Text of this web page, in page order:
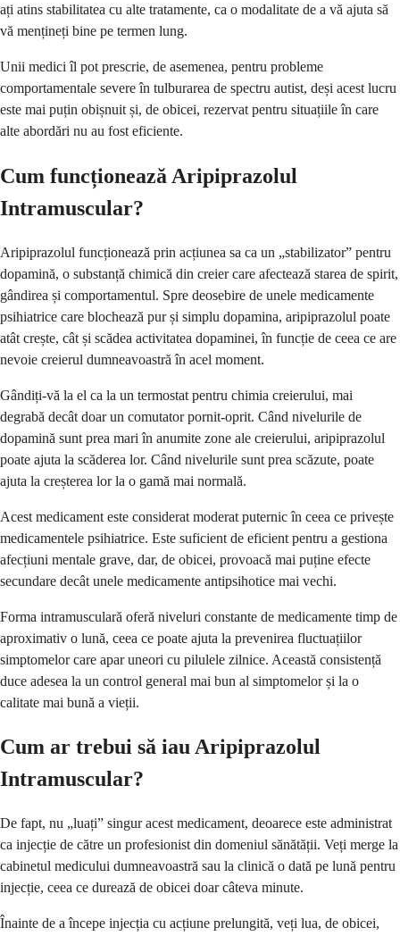
ați atins stabilitatea cu alte tratamente, ca o modalitate de a vă ajuta să
vă mențineți bine pe termen lung.
Unii medici îl pot prescrie, de asemenea, pentru probleme
comportamentale severe în tulburarea de spectru autist, deși acest lucru
este mai puțin obișnuit și, de obicei, rezervat pentru situațiile în care
alte abordări nu au fost eficiente.
Cum funcționează Aripiprazolul
Intramuscular?
Aripiprazolul funcționează prin acțiunea sa ca un „stabilizator” pentru
dopamină, o substanță chimică din creier care afectează starea de spirit,
gândirea și comportamentul. Spre deosebire de unele medicamente
psihiatrice care blochează pur și simplu dopamina, aripiprazolul poate
atât crește, cât și scădea activitatea dopaminei, în funcție de ceea ce are
nevoie creierul dumneavoastră în acel moment.
Gândiți-vă la el ca la un termostat pentru chimia creierului, mai
degrabă decât doar un comutator pornit-oprit. Când nivelurile de
dopamină sunt prea mari în anumite zone ale creierului, aripiprazolul
poate ajuta la scăderea lor. Când nivelurile sunt prea scăzute, poate
ajuta la creșterea lor la o gamă mai normală.
Acest medicament este considerat moderat puternic în ceea ce privește
medicamentele psihiatrice. Este suficient de eficient pentru a gestiona
afecțiuni mentale grave, dar, de obicei, provoacă mai puține efecte
secundare decât unele medicamente antipsihotice mai vechi.
Forma intramusculară oferă niveluri constante de medicamente timp de
aproximativ o lună, ceea ce poate ajuta la prevenirea fluctuațiilor
simptomelor care apar uneori cu pilulele zilnice. Această consistență
duce adesea la un control general mai bun al simptomelor și la o
calitate mai bună a vieții.
Cum ar trebui să iau Aripiprazolul
Intramuscular?
De fapt, nu „luați” singur acest medicament, deoarece este administrat
ca injecție de către un profesionist din domeniul sănătății. Veți merge la
cabinetul medicului dumneavoastră sau la clinică o dată pe lună pentru
injecție, ceea ce durează de obicei doar câteva minute.
Înainte de a începe injecția cu acțiune prelungită, veți lua, de obicei,